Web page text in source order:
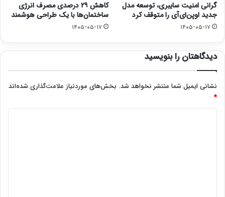
گرانی امنیت سایبری، توسعه مدل
جدید اوپن‌ای‌آی را متوقف کرد
۱۴۰۵-۰۵-۱۷
کاهش ۲۹ درصدی مصرف انرژی
ساختمان‌ها با یک طراحی هوشمند
۱۴۰۵-۰۵-۱۷
دیدگاهتان را بنویسید
نشانی ایمیل شما منتشر نخواهد شد. بخش‌های موردنیاز علامت‌گذاری شده‌اند
*